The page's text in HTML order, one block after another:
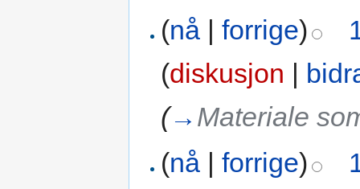
(nå |forrige)
(diskusjon |
(→ Materiale
(nå |forrige)